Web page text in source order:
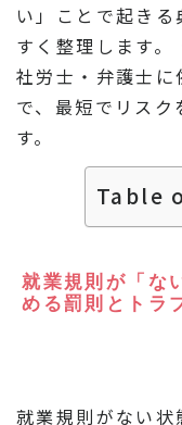
い」ことで起き
すく整理します。
社労士・弁護士に
で、最短でリス
す。
Table
就業規則が「な
める罰則とトラ
就業規則がない